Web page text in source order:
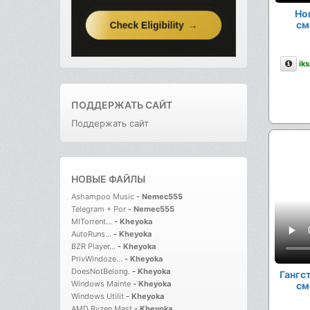
ПОДДЕРЖАТЬ САЙТ
Поддержать сайт
НОВЫЕ ФАЙЛЫ
Ashampoo Music - Nemec555
Telegram + Por - Nemec555
MITorrent... - Kheyoka
AutoRuns... - Kheyoka
BZR Player... - Kheyoka
PrivWindoze... - Kheyoka
DoesNotBelong. - Kheyoka
Windows Mainte - Kheyoka
Windows Utilit - Kheyoka